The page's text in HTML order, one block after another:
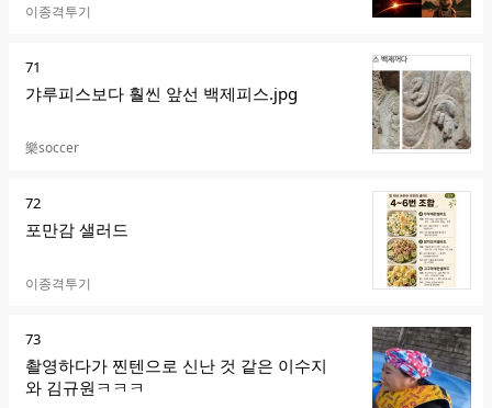
카페명
이종격투기
순
위
71
갸루피스보다 훨씬 앞선 백제피스.jpg
카페명
樂soccer
순
위
72
포만감 샐러드
카페명
이종격투기
순
위
73
촬영하다가 찐텐으로 신난 것 같은 이수지
와 김규원ㅋㅋㅋ